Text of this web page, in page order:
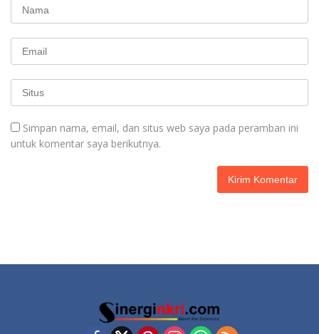
Simpan nama, email, dan situs web saya pada peramban ini
untuk komentar saya berikutnya.